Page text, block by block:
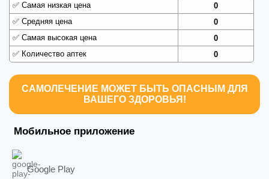
✅ Самая низкая цена
0
✅ Средняя цена
0
✅ Самая высокая цена
0
✅ Количество аптек 0
САМОЛЕЧЕНИЕ МОЖЕТ БЫТЬ ОПАСНЫМ ДЛЯ
ВАШЕГО ЗДОРОВЬЯ!
Мобильное приложение
Google Play